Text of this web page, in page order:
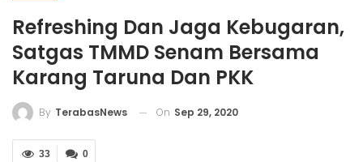
Refreshing Dan Jaga Kebugaran,
Satgas TMMD Senam Bersama
Karang Taruna Dan PKK
By TerabasNews On Sep 29, 2020
0
33